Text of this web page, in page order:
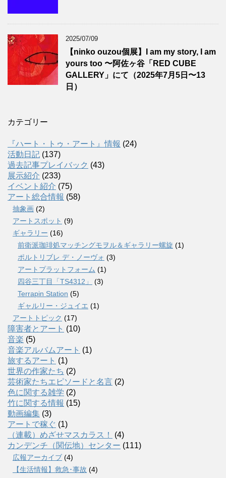
2025/07/09
【ninko ouzou個展】I am my story, I am
yours too 〜阿佐ヶ谷「RED CUBE
GALLERY」にて（2025年7月5日〜13
日）
カテゴリー
『ハート・トゥ・アート』情報 (24)
活動日記 (137)
過去記事プレイバック (43)
展示紹介 (233)
イベント紹介 (75)
アート総合情報 (58)
抽象画 (2)
アートスポット (9)
ギャラリー (16)
前衛派珈琲処マッチングモヲル＆ギャラリー螺旋 (1)
ポルトリブレ デ・ノーヴォ (3)
アートプラットフォーム (1)
四谷三丁目「TS4312」
(3)
Terrapin Station (5)
ギャルリー・ジュイエ (1)
アートトピック (17)
障害者とアート (10)
音楽 (5)
音楽アルバムアート (1)
旅するアート (1)
世界の作家たち (2)
芸術家たちエピソードと名言 (2)
色に関する雑学 (2)
竹に関する情報 (15)
動画編集 (3)
アートで稼ぐ (1)
（連載）めざせマスカラス！
(4)
カンデンチ（関伝地）センター (111)
広報アーカイブ (4)
【生活情報】救急･事故 (4)